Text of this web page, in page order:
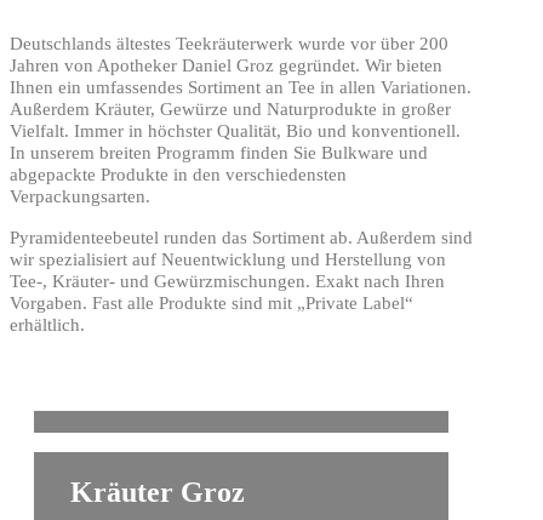
Deutschlands ältestes Teekräuterwerk wurde vor über 200
Jahren von Apotheker Daniel Groz gegründet. Wir bieten
Ihnen ein umfassendes Sortiment an Tee in allen Variationen.
Außerdem Kräuter, Gewürze und Naturprodukte in großer
Vielfalt. Immer in höchster Qualität, Bio und konventionell.
In unserem breiten Programm finden Sie Bulkware und
abgepackte Produkte in den verschiedensten
Verpackungsarten.
Pyramidenteebeutel runden das Sortiment ab. Außerdem sind
wir spezialisiert auf Neuentwicklung und Herstellung von
Tee-, Kräuter- und Gewürzmischungen. Exakt nach Ihren
Vorgaben. Fast alle Produkte sind mit „Private Label“
erhältlich.
Kräuter Groz